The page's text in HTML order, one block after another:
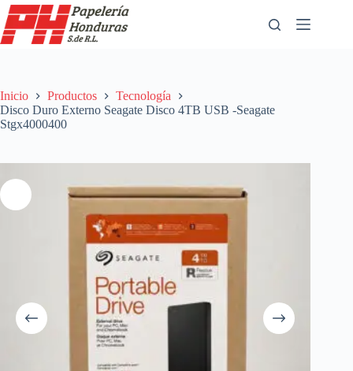
Saltar
al
contenido
Inicio Productos
Tecnología
Disco Duro Externo Seagate Disco 4TB USB -Seagate
Stgx4000400